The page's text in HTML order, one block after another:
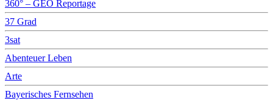
360° – GEO Reportage
37 Grad
3sat
Abenteuer Leben
Arte
Bayerisches Fernsehen